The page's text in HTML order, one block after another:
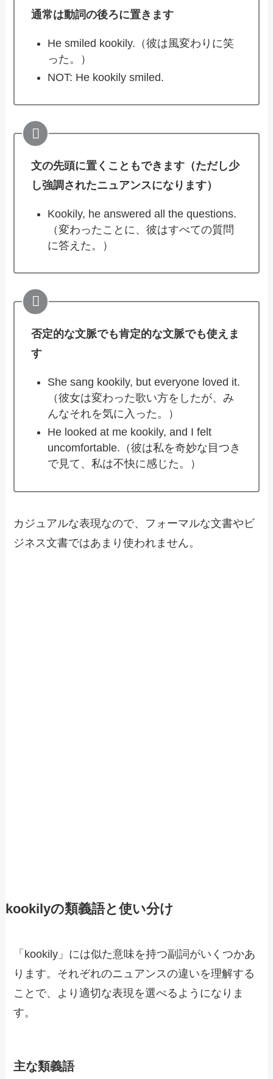
通常は動詞の後ろに置きます
He smiled kookily.（彼は風変わりに笑
った。）
NOT: He kookily smiled.
文の先頭に置くこともできます（ただし少
し強調されたニュアンスになります）
Kookily, he answered all the questions.
（変わったことに、彼はすべての質問
に答えた。）
否定的な文脈でも肯定的な文脈でも使えま
す
She sang kookily, but everyone loved it.
（彼女は変わった歌い方をしたが、み
んなそれを気に入った。）
He looked at me kookily, and I felt
uncomfortable.（彼は私を奇妙な目つき
で見て、私は不快に感じた。）
カジュアルな表現なので、フォーマルな文書やビ
ジネス文書ではあまり使われません。
kookilyの類義語と使い分け
「kookily」には似た意味を持つ副詞がいくつかあ
ります。それぞれのニュアンスの違いを理解する
ことで、より適切な表現を選べるようになりま
す。
主な類義語